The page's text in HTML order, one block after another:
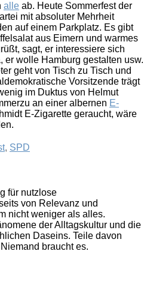
alle ab. Heute Sommerfest der
mit absoluter Mehrheit
auf einem Parkplatz. Es gibt
aus Eimern und warmes
sagt, er interessiere sich
er wolle Hamburg gestalten usw.
geht von Tisch zu Tisch und
Vorsitzende trägt
im Duktus von Helmut
an einer albernen E-
E-Zigarette geraucht, wäre
, SPD
für nutzlose
von Relevanz und
nicht weniger als alles.
der Alltagskultur und die
Daseins. Teile davon
braucht es.